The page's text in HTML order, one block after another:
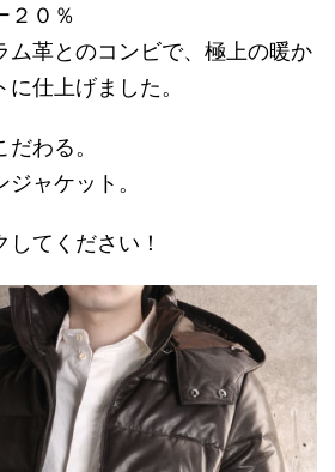
２０％
ム革とのコンビで、極上の暖か
仕上げました。
わる。
ャケット。
てください！